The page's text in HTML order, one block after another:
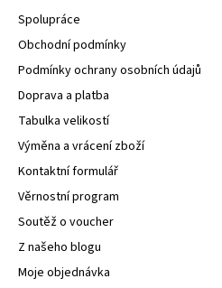
Spolupráce
Obchodní podmínky
Podmínky ochrany osobních údajů
Doprava a platba
Tabulka velikostí
Výměna a vrácení zboží
Kontaktní formulář
Věrnostní program
Soutěž o voucher
Z našeho blogu
Moje objednávka